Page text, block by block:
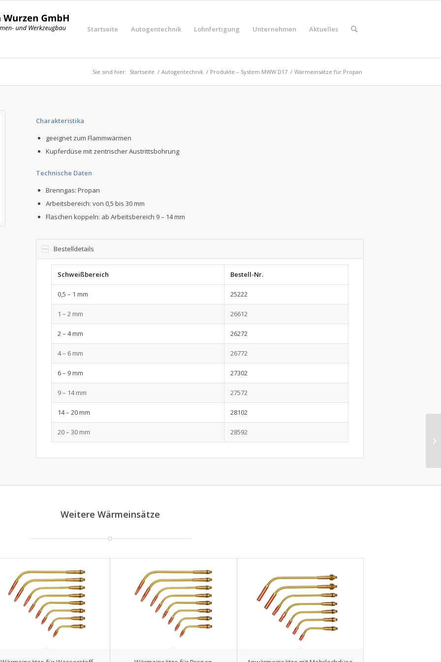
Startseite Autogentechnik Lohnfertigung Unternehmen Aktuelles
Sie sind hier: Startseite / Autogentechnik / Produkte – System MWW D17 / Wärmeinsätze für Propan
Charakteristika
geeignet zum Flammwärmen
Kupferdüse mit zentrischer Austrittsbohrung
Technische Daten
Brenngas: Propan
Arbeitsbereich: von 0,5 bis 30 mm
Flaschen koppeln: ab Arbeitsbereich 9 – 14 mm
Bestelldetails
Schweißbereich Bestell-Nr.
0,5 – 1 mm 25222
1 – 2 mm 26612
2 – 4 mm 26272
4 – 6 mm 26772
6 – 9 mm 27302
9 – 14 mm 27572
14 – 20 mm 28102
20 – 30 mm 28592
Weitere Wärmeinsätze